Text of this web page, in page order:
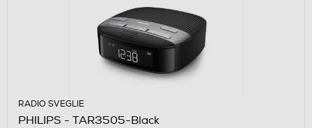
RADIO SVEGLIE
PHILIPS - TAR3505-Black